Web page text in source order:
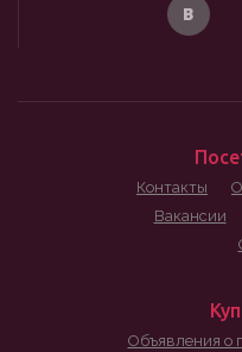
Контакты
Вакансии
Объявления о